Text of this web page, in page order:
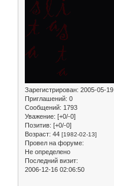
Зарегистрирован: 2005-05-19
Приглашений: 0
Сообщений: 1793
Уважение: [+0/-0]
Позитив: [+0/-0]
Возраст: 44 [1982-02-13]
Провел на форуме:
Не определено
Последний визит:
2006-12-16 02:06:50